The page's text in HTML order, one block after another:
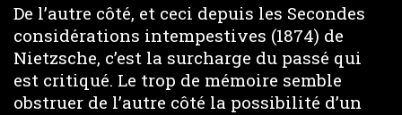
De l’autre côté, et ceci depuis les Secondes
considérations intempestives (1874) de
Nietzsche, c’est la surcharge du passé qui
est critiqué. Le trop de mémoire semble
obstruer de l’autre côté la possibilité d’un